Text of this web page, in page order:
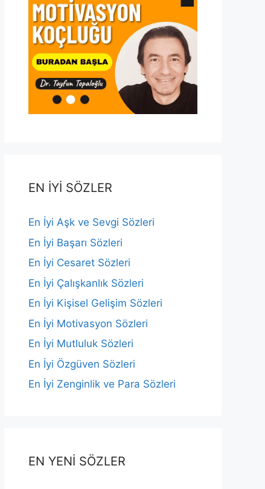
EN İYİ SÖZLER
En İyi Aşk ve Sevgi Sözleri
En İyi Başarı Sözleri
En İyi Cesaret Sözleri
En İyi Çalışkanlık Sözleri
En İyi Kişisel Gelişim Sözleri
En İyi Motivasyon Sözleri
En İyi Mutluluk Sözleri
En İyi Özgüven Sözleri
En İyi Zenginlik ve Para Sözleri
EN YENİ SÖZLER